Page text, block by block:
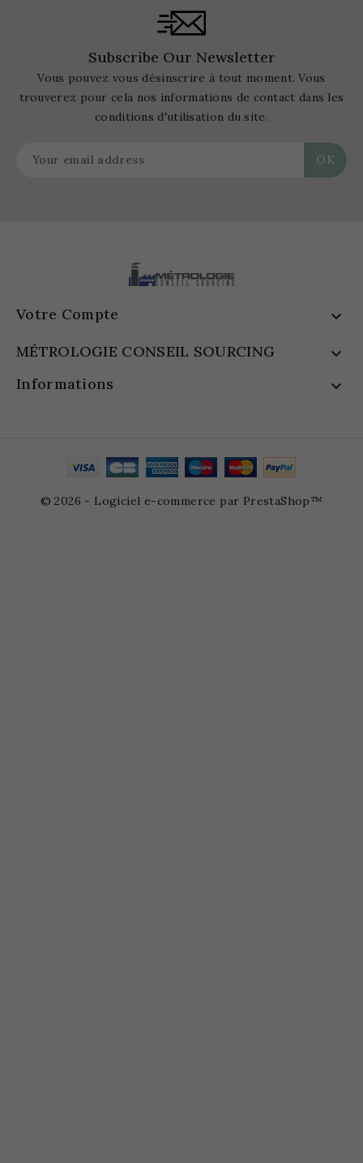
Subscribe Our Newsletter
Vous pouvez vous désinscrire à tout moment. Vous
trouverez pour cela nos informations de contact dans les
conditions d'utilisation du site.
Votre Compte 
MÉTROLOGIE CONSEIL SOURCING 
Informations 
© 2026 - Logiciel e-commerce par PrestaShop™